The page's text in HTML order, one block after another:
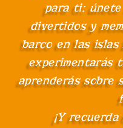
para ti:
divertidos y
barco en las
experimentarás
aprenderás sobre
¡Y